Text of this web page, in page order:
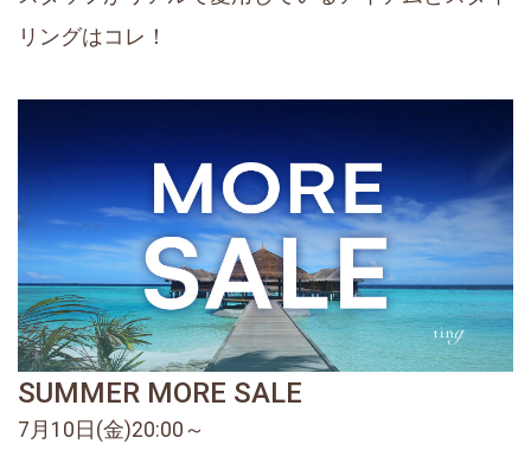
リングはコレ！
SUMMER MORE SALE
7月10日(金)20:00～